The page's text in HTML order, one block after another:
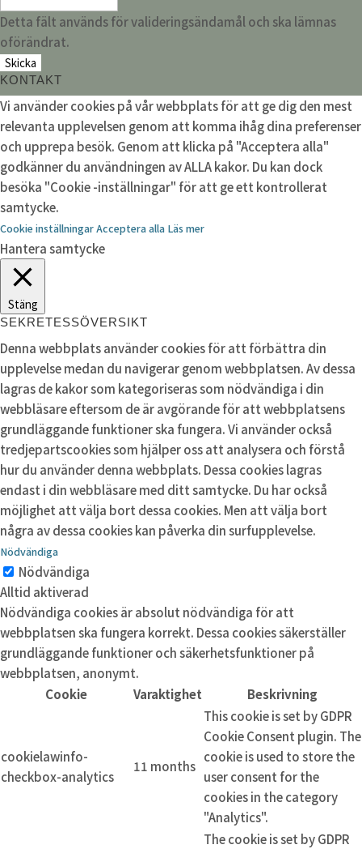
Detta fält används för valideringsändamål och ska lämnas
oförändrat.
KONTAKT
Vi använder cookies på vår webbplats för att ge dig den mest
relevanta upplevelsen genom att komma ihåg dina preferenser
och upprepa besök. Genom att klicka på "Acceptera alla"
godkänner du användningen av ALLA kakor. Du kan dock
besöka "Cookie -inställningar" för att ge ett kontrollerat
samtycke.
Cookie inställningarAcceptera alla Läs mer
Hantera samtycke
Stäng
SEKRETESSÖVERSIKT
Denna webbplats använder cookies för att förbättra din
upplevelse medan du navigerar genom webbplatsen. Av dessa
lagras de kakor som kategoriseras som nödvändiga i din
webbläsare eftersom de är avgörande för att webbplatsens
grundläggande funktioner ska fungera. Vi använder också
tredjepartscookies som hjälper oss att analysera och förstå
hur du använder denna webbplats. Dessa cookies lagras
endast i din webbläsare med ditt samtycke. Du har också
möjlighet att välja bort dessa cookies. Men att välja bort
några av dessa cookies kan påverka din surfupplevelse.
Nödvändiga
Nödvändiga
Alltid aktiverad
Nödvändiga cookies är absolut nödvändiga för att
webbplatsen ska fungera korrekt. Dessa cookies säkerställer
grundläggande funktioner och säkerhetsfunktioner på
webbplatsen, anonymt.
Cookie
Varaktighet Beskrivning
cookielawinfo-
checkbox-analytics
11 months
This cookie is set by GDPR
Cookie Consent plugin. The
cookie is used to store the
user consent for the
cookies in the category
"Analytics".
The cookie is set by GDPR